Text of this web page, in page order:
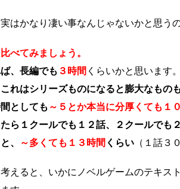
はかなり凄い事なんじゃないかと思うの
べてみましょう。
、長編でも ３時間 くらいかと思います。
れはシリーズものになると膨大なもの
としても ～５とか本当に分厚くても１
ら１クールでも１２話、２クールでも２
、
～多くても１３時間 くらい （１話３
えると、いかにノベルゲームのテキス